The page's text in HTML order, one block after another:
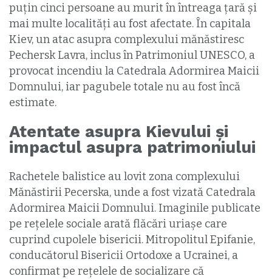
puțin cinci persoane au murit în întreaga țară și
mai multe localități au fost afectate. În capitala
Kiev, un atac asupra complexului mănăstiresc
Pechersk Lavra, inclus în Patrimoniul UNESCO, a
provocat incendiu la Catedrala Adormirea Maicii
Domnului, iar pagubele totale nu au fost încă
estimate.
Atentate asupra Kievului și
impactul asupra patrimoniului
Rachetele balistice au lovit zona complexului
Mănăstirii Pecerska, unde a fost vizată Catedrala
Adormirea Maicii Domnului. Imaginile publicate
pe rețelele sociale arată flăcări uriașe care
cuprind cupolele bisericii. Mitropolitul Epifanie,
conducătorul Bisericii Ortodoxe a Ucrainei, a
confirmat pe rețelele de socializare că